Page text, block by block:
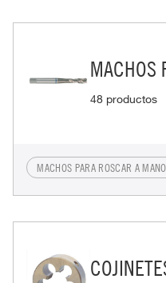
MACHOS
48 productos
MACHOS PARA ROSCAR A MANO